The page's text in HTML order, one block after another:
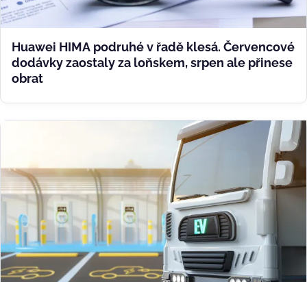
Huawei HIMA podruhé v řadě klesá. Červencové
dodávky zaostaly za loňskem, srpen ale přinese
obrat